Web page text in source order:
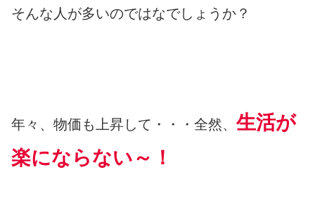
そんな人が多いのではなでしょうか？
年々、物価も上昇して・・・全然、生活が
楽にならない～！